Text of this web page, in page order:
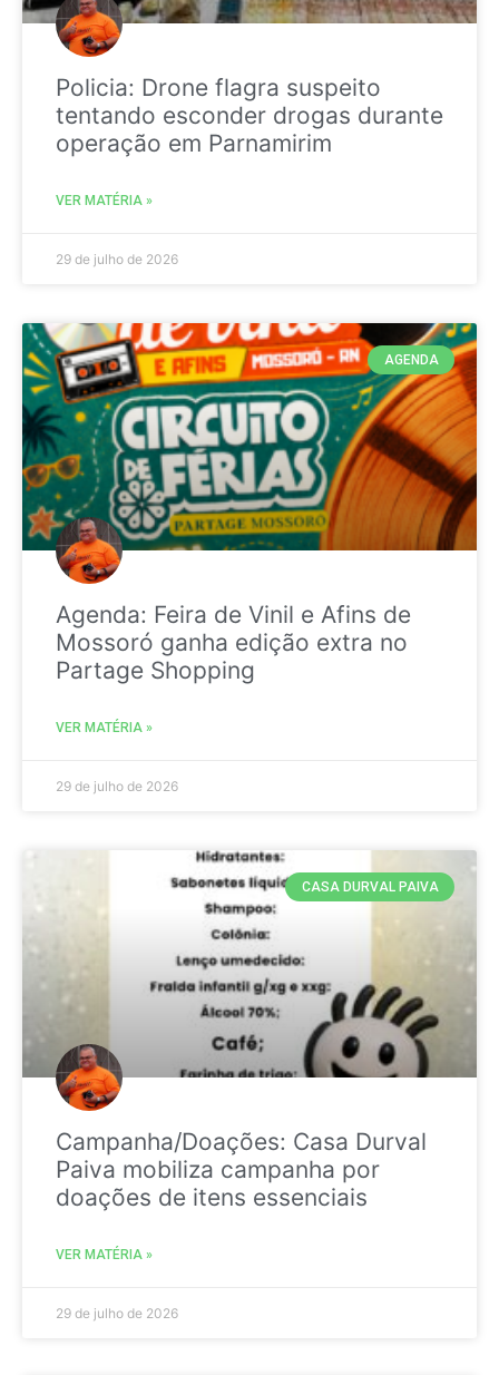
Policia: Drone flagra suspeito
tentando esconder drogas durante
operação em Parnamirim
VER MATÉRIA »
29 de julho de 2026
AGENDA
Agenda: Feira de Vinil e Afins de
Mossoró ganha edição extra no
Partage Shopping
VER MATÉRIA »
29 de julho de 2026
CASA DURVAL PAIVA
Campanha/Doações: Casa Durval
Paiva mobiliza campanha por
doações de itens essenciais
VER MATÉRIA »
29 de julho de 2026